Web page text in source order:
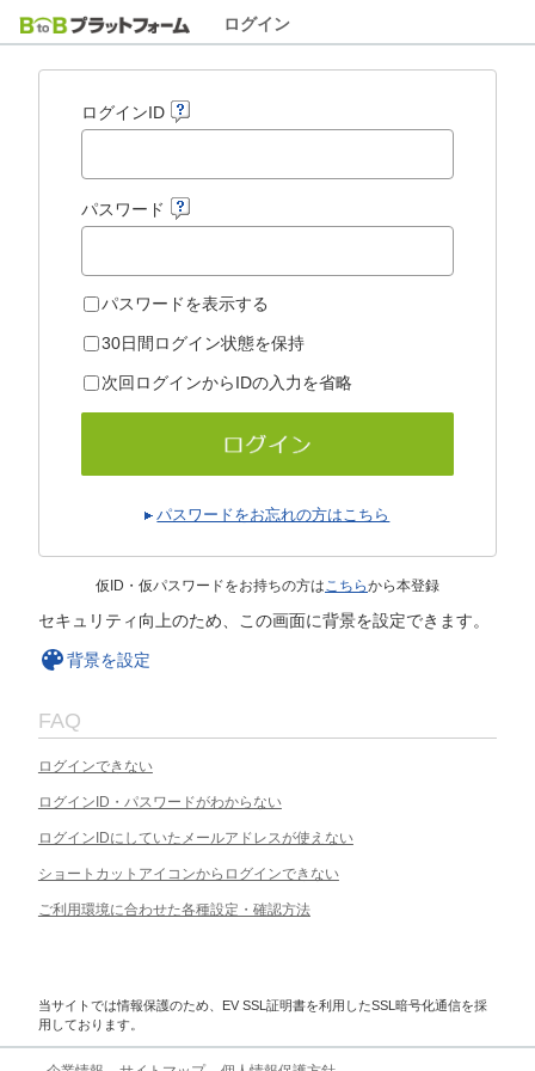
ログイン
ログインID
パスワード
パスワードを表示する
30日間ログイン状態を保持
次回ログインからIDの入力を省略
パスワードをお忘れの方はこちら
仮ID・仮パスワードをお持ちの方はこちらから本登録
セキュリティ向上のため、この画面に背景を設定できます。
背景を設定
FAQ
ログインできない
ログインID・パスワードがわからない
ログインIDにしていたメールアドレスが使えない
ショートカットアイコンからログインできない
ご利用環境に合わせた各種設定・確認方法
当サイトでは情報保護のため、EV SSL証明書を利用したSSL暗号化通信を採
用しております。